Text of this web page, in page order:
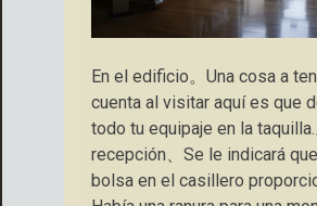
En el edificio。Una cosa a
cuenta al visitar aquí es que
todo tu equipaje en la
recepción、Se le indicará
bolsa en el casillero